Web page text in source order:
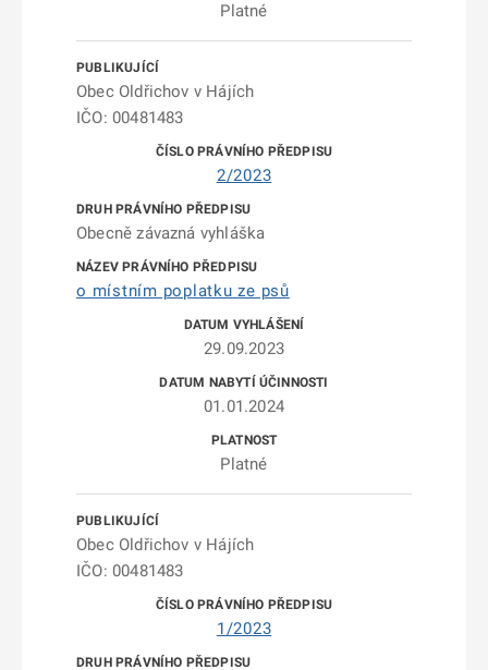
Platné
Obec Oldřichov v Hájích
IČO: 00481483
2/2023
Obecně závazná vyhláška
o místním poplatku ze psů
29.09.2023
01.01.2024
Platné
Obec Oldřichov v Hájích
IČO: 00481483
1/2023